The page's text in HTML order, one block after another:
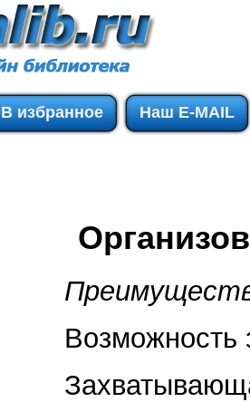
В избранное Наш E-MAIL
Возможность